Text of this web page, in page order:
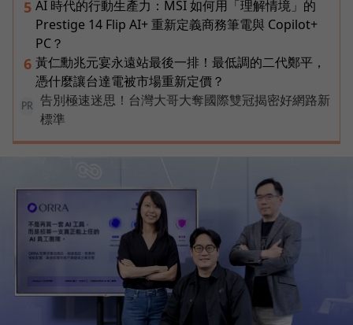
5 AI 時代的行動生產力：MSI 如何用「理解情境」的
Prestige 14 Flip AI+ 重新定義商務筆電與 Copilot+
PC？
6 黃仁勳兆元宴永遠站最後一排！最低調的二代鄭平，
憑什麼讓台達電被市場重新定價？
PR
告別極速迷思！台灣大哥大奪國際雙冠揭密好網路新
標準